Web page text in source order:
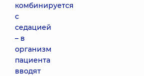
комбинируется
с
седацией
– в
организм
пациента
вводят